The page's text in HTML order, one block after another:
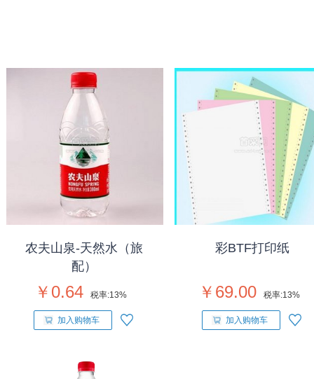
农夫山泉-天然水（旅
配）
￥0.64 税率:13%
加入购物车
彩BTF打印纸
￥69.00 税率:13%
加入购物车